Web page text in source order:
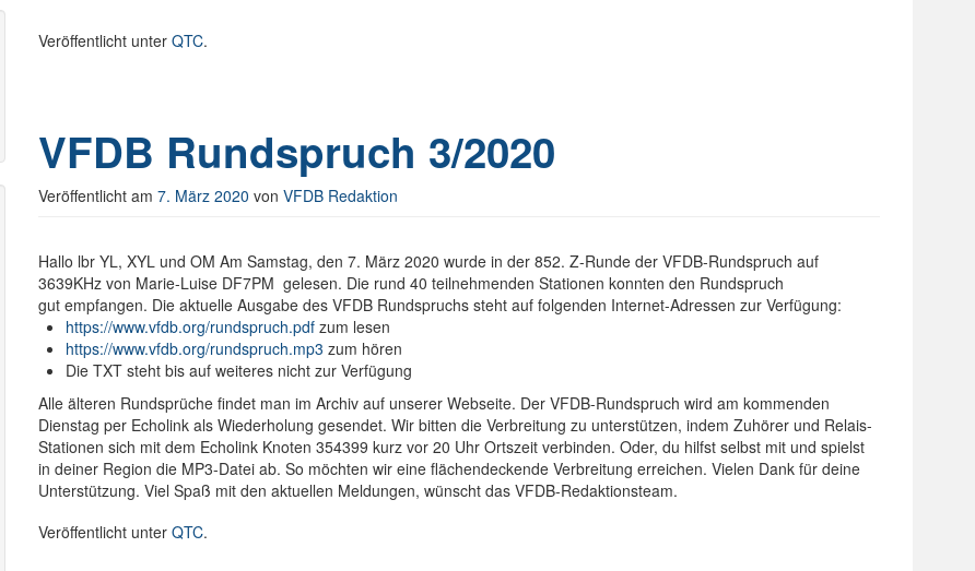
Veröffentlicht unter QTC.
VFDB Rundspruch 3/2020
Veröffentlicht am 7. März 2020 von VFDB Redaktion
Hallo lbr YL, XYL und OM Am Samstag, den 7. März 2020 wurde in der 852. Z-Runde der VFDB-Rundspruch auf
3639KHz von Marie-Luise DF7PM gelesen. Die rund 40 teilnehmenden Stationen konnten den Rundspruch
gut empfangen. Die aktuelle Ausgabe des VFDB Rundspruchs steht auf folgenden Internet-Adressen zur Verfügung:
https://www.vfdb.org/rundspruch.pdf zum lesen
https://www.vfdb.org/rundspruch.mp3 zum hören
Die TXT steht bis auf weiteres nicht zur Verfügung
Alle älteren Rundsprüche findet man im Archiv auf unserer Webseite. Der VFDB-Rundspruch wird am kommenden
Dienstag per Echolink als Wiederholung gesendet. Wir bitten die Verbreitung zu unterstützen, indem Zuhörer und Relais-
Stationen sich mit dem Echolink Knoten 354399 kurz vor 20 Uhr Ortszeit verbinden. Oder, du hilfst selbst mit und spielst
in deiner Region die MP3-Datei ab. So möchten wir eine flächendeckende Verbreitung erreichen. Vielen Dank für deine
Unterstützung. Viel Spaß mit den aktuellen Meldungen, wünscht das VFDB-Redaktionsteam.
Veröffentlicht unter QTC.